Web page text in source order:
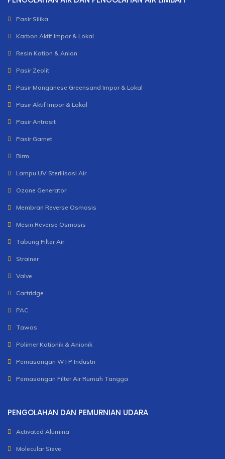
Pasir Silika
Karbon Aktif Impor & Lokal
Resin Kation & Anion
Pasir Zeolit
Pasir Manganese Greensand Impor & Lokal
Pasir Aktif Impor & Lokal
Pasir Antrasit
Pasir Garnet
Birm
Lampu UV Sterilisasi Air
Ozone Generator
Membran Reverse Osmosis
Mesin Reverse Osmosis
Tabung Filter Air
Strainer
Valve
Cartridge
PAC
Tawas
Polimer Kationik & Anionik
Pemasangan WTP Industri
Pemasangan Filter Air Rumah Tangga
PENGOLAHAN DAN PEMURNIAN UDARA
Activated Alumina
Molecular Sieve